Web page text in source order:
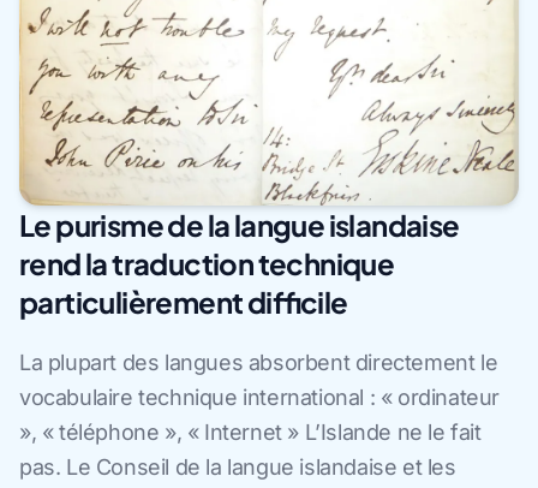
Le purisme de la langue islandaise
rend la traduction technique
particulièrement difficile
La plupart des langues absorbent directement le
vocabulaire technique international : « ordinateur
», « téléphone », « Internet » L’Islande ne le fait
pas. Le Conseil de la langue islandaise et les